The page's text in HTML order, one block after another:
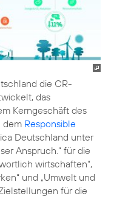
die CR-
das
Kerngeschäft des
dem Responsible
Deutschland unter
Anspruch.“ für die
wirtschaften“,
und „Umwelt und
für die